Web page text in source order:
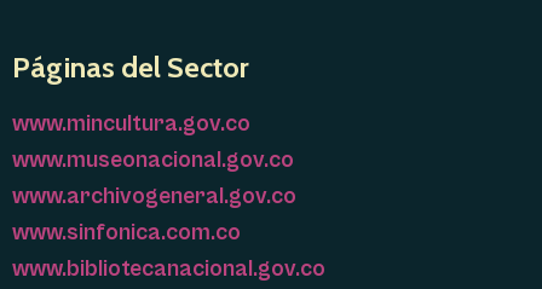
Páginas del Sector
www.mincultura.gov.co
www.museonacional.gov.co
www.archivogeneral.gov.co
www.sinfonica.com.co
www.bibliotecanacional.gov.co